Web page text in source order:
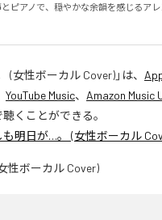
ピアノで、穏やかな余韻を感じるア
(女性ボーカル Cover)」は、
YouTube Music、 Amazon Music
くことができる。
も明日が…。 (女性ボーカル